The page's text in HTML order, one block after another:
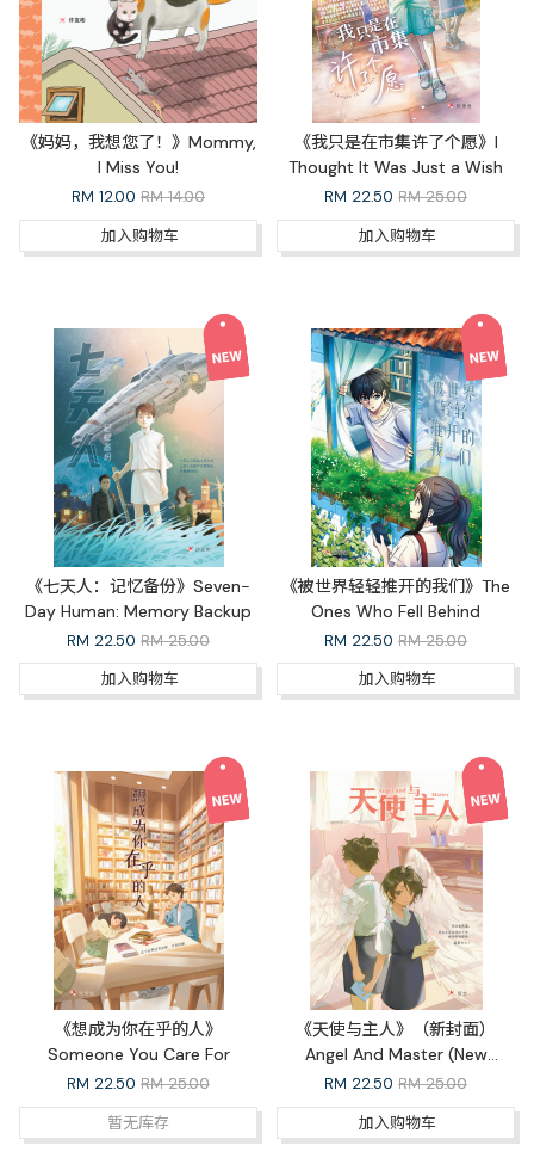
《妈妈，我想您了！》Mommy,
I Miss You!
RM 12.00 RM 14.00
加入购物车
《我只是在市集许了个愿》I
Thought It Was Just a Wish
RM 22.50 RM 25.00
加入购物车
《七天人：记忆备份》Seven-
Day Human: Memory Backup
RM 22.50 RM 25.00
加入购物车
《被世界轻轻推开的我们》The
Ones Who Fell Behind
RM 22.50 RM 25.00
加入购物车
《想成为你在乎的人》
Someone You Care For
RM 22.50 RM 25.00
暂无库存
《天使与主人》（新封面）
Angel And Master (New
Cover)
RM 22.50 RM 25.00
加入购物车